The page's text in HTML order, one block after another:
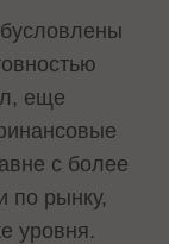
еще
с более
по рынку,
уровня.